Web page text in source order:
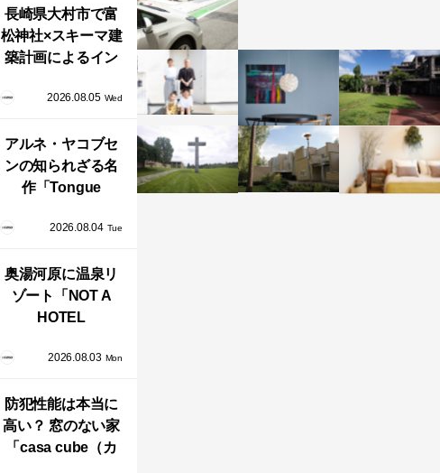
い」
長崎県大村市で富
松神社×スキーマ建
築計画によるイン
「循環する竹風
2026.08.05 Wed
アルネ・ヤコブセ
ンの知られざる名
作「Tongue
FRITZ HANSENか
本で発売開始！
2026.08.04 Tue
奥湯河原に温泉リ
ゾート「NOT A
HOTEL
誕生！販売を日
始！
2026.08.03 Mon
防犯性能は本当に
高い？ 窓のない家
「casa cube（カ